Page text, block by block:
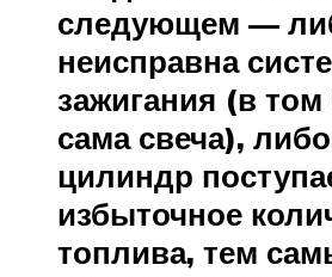
следующем —
неисправна
зажигания (в том
сама свеча),
цилиндр
избыточное
топлива, тем